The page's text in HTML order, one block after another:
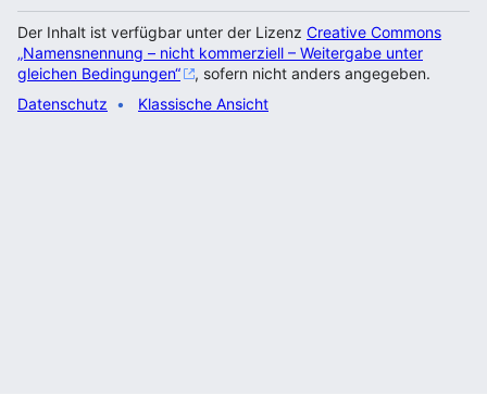
Der Inhalt ist verfügbar unter der Lizenz Creative Commons
„Namensnennung – nicht kommerziell – Weitergabe unter
gleichen Bedingungen“
, sofern nicht anders angegeben.
Datenschutz
Klassische Ansicht